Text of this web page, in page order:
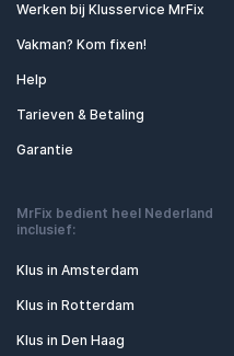
Werken bij Klusservice MrFix
Vakman? Kom fixen!
Help
Tarieven & Betaling
Garantie
MrFix bedient heel Nederland
inclusief:
Klus in Amsterdam
Klus in Rotterdam
Klus in Den Haag